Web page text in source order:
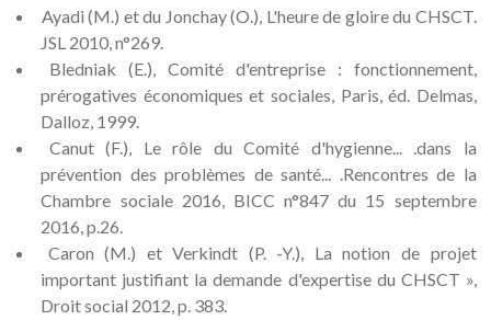
Ayadi (M.) et du Jonchay (O.), L'heure de gloire du CHSCT.
JSL 2010, n°269.
Bledniak (E.), Comité d'entreprise : fonctionnement,
prérogatives économiques et sociales, Paris, éd. Delmas,
Dalloz, 1999.
Canut (F.), Le rôle du Comité d'hygienne... .dans la
prévention des problèmes de santé... .Rencontres de la
Chambre sociale 2016, BICC n°847 du 15 septembre
2016, p.26.
Caron (M.) et Verkindt (P. -Y.), La notion de projet
important justifiant la demande d'expertise du CHSCT »,
Droit social 2012, p. 383.